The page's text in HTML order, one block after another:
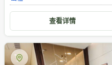
查看详情